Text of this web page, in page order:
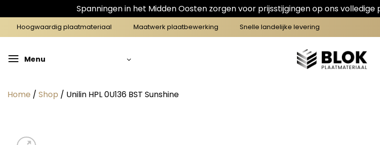
Spanningen in het Midden Oosten zorgen voor prijsstijgingen op ons
naar
Hoogwaardig plaatmateriaal Maatwerk plaatbewerking Snelle landelijke levering
Menu
Home / Shop / Unilin HPL 0U136 BST Sunshine